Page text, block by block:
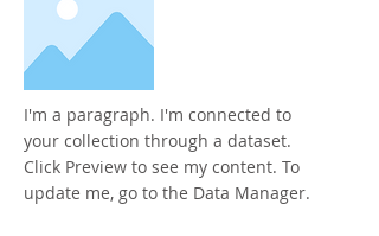
I'm a paragraph. I'm connected to
your collection through a dataset.
Click Preview to see my content. To
update me, go to the Data Manager.